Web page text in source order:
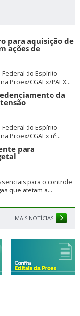
para aquisição de
ações de
do Espírito
Proex/CGAEx/PAEX...
da
do Espírito
Proex/CGAEx nº...
para
para o controle
que afetam a...
MAIS NOTÍCIAS